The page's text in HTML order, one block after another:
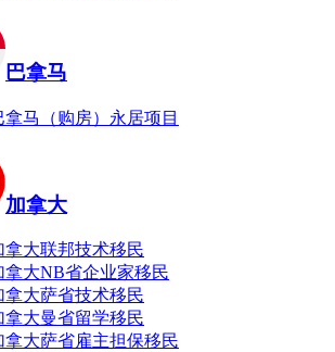
巴拿马
拿马（购房）永居项目
加拿大
拿大联邦技术移民
拿大NB省企业家移民
拿大萨省技术移民
拿大曼省留学移民
拿大萨省雇主担保移民